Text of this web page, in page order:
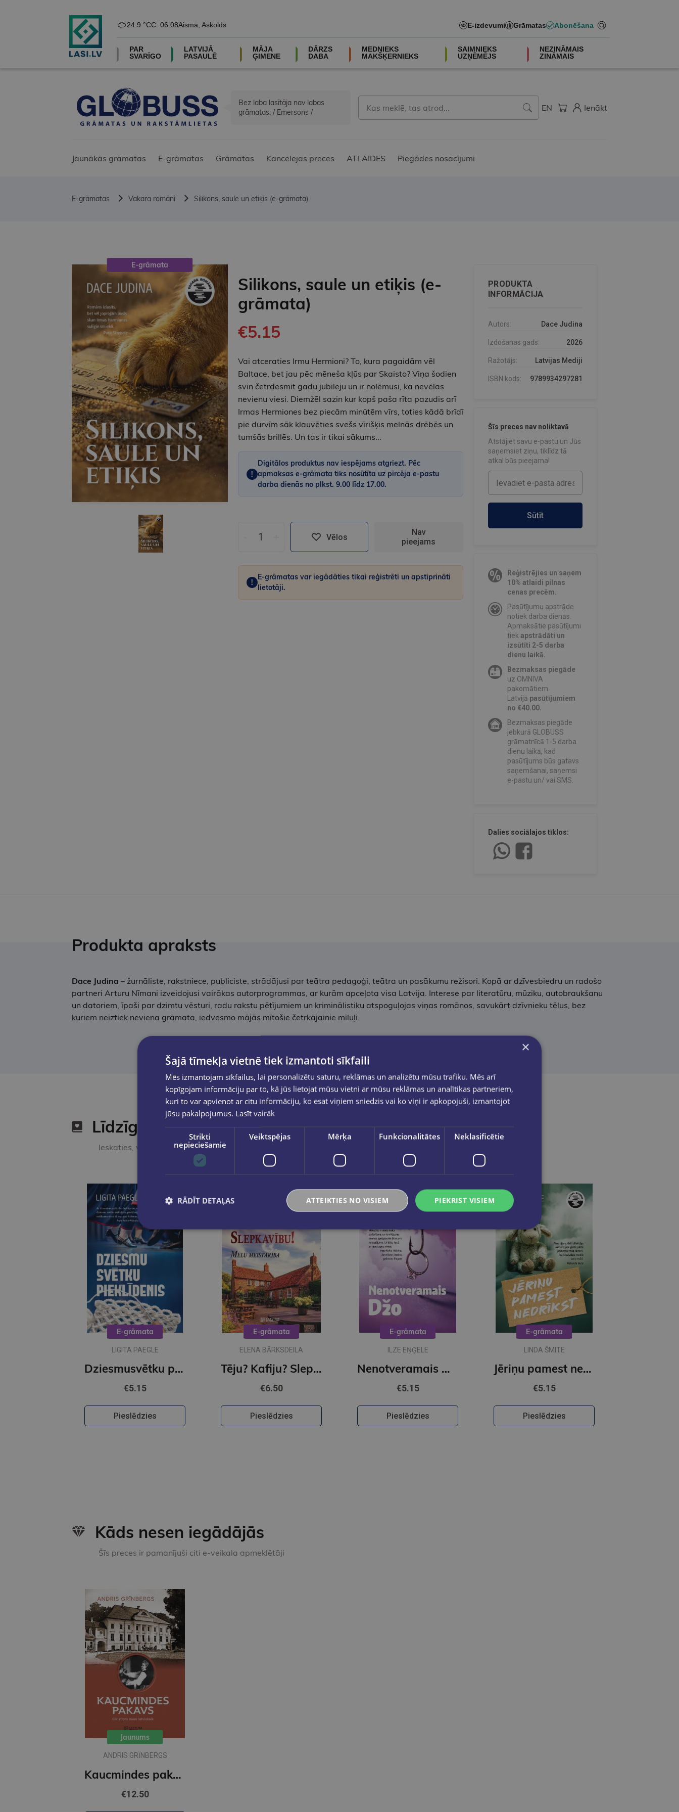
24.9 °CC. 06.08Aisma, Askolds E-izdevumi Grāmatas Abonēšana
PAR
SVARĪGO
LATVIJĀ
PASAULĒ
MĀJA
ĢIMENE
DĀRZS
DABA
MEDNIEKS
MAKŠĶERNIEKS
SAIMNIEKS
UZŅĒMĒJS
NEZINĀMAIS
ZINĀMAIS
Bez laba lasītāja nav labas
grāmatas. / Emersons /
EN Ienākt
Jaunākās grāmatas E-grāmatas Grāmatas Kancelejas preces ATLAIDES Piegādes nosacījumi
E-grāmatas Vakara romāni Silikons, saule un etiķis (e-grāmata)
E-grāmata
Silikons, saule un etiķis (e-
grāmata)
€5.15
Vai atceraties Irmu Hermioni? To, kura pagaidām vēl
Baltace, bet jau pēc mēneša kļūs par Skaisto? Viņa šodien
svin četrdesmit gadu jubileju un ir nolēmusi, ka nevēlas
nevienu viesi. Diemžēl sazin kur kopš paša rīta pazudis arī
Irmas Hermiones bez piecām minūtēm vīrs, toties kādā brīdī
pie durvīm sāk klauvēties svešs vīrišķis melnās drēbēs un
tumšās brillēs. Un tas ir tikai sākums...
!
Digitālos produktus nav iespējams atgriezt. Pēc
apmaksas e-grāmata tiks nosūtīta uz pircēja e-pastu
darba dienās no plkst. 9.00 līdz 17.00.
Vēlos
Nav
pieejams
!
E-grāmatas var iegādāties tikai reģistrēti un apstiprināti
lietotāji.
PRODUKTA
INFORMĀCIJA
Autors: Dace Judina
Izdošanas gads: 2026
Ražotājs: Latvijas Mediji
ISBN kods: 9789934297281
Šīs preces nav noliktavā
Atstājiet savu e-pastu un Jūs
saņemsiet ziņu, tiklīdz tā
atkal būs pieejama!
Sūtīt
Reģistrējies un saņem
10% atlaidi pilnas
cenas precēm.
Pasūtījumu apstrāde
notiek darba dienās.
Apmaksātie pasūtījumi
tiekapstrādāti un
izsūtīti 2-5 darba
dienu laikā.
Bezmaksas piegāde
uz OMNIVA
pakomātiem
Latvijā pasūtījumiem
no €40.00.
Bezmaksas piegāde
jebkurā GLOBUSS
grāmatnīcā 1-5 darba
dienu laikā, kad
pasūtījums būs gatavs
saņemšanai, saņemsi
e-pastu un/ vai SMS.
Dalies sociālajos tīklos:
Produkta apraksts
Dace Judina – žurnāliste, rakstniece, publiciste, strādājusi par teātra pedagoģi, teātra un pasākumu režisori. Kopā ar dzīvesbiedru un radošo
partneri Arturu Nīmani izveidojusi vairākas autorprogrammas, ar kurām apceļota visa Latvija. Interese par literatūru, mūziku, autobraukšanu
un datoriem, īpaši par dzimtu vēsturi, radu rakstu pētījumiem un kriminālistiku atspoguļojas viņas romānos, savukārt dzīvnieku tēlus, bez
kuriem neiztiek neviena grāmata, iedvesmo mājās mītošie četrkājainie mīluļi.
Līdzīgas preces
Ieskaties, varbūt noder
E-grāmata
LIGITA PAEGLE
Dziesmusvētku pieklīdenis ( e- grāmata)
€5.15
Pieslēdzies
E-grāmata
ELENA BĀRKSDEILA
Tēju? Kafiju? Slepkavību! Melu meistarība (e-grāmata)
€6.50
Pieslēdzies
E-grāmata
ILZE EŅĢELE
Nenotveramais Džo (e-grāmata)
€5.15
Pieslēdzies
E-grāmata
LINDA ŠMITE
Jēriņu pamest nedrīkst (e-grāmata)
€5.15
Pieslēdzies
Kāds nesen iegādājās
Šīs preces ir pamanījuši citi e-veikala apmeklētāji
Jaunums
ANDRIS GRĪNBERGS
Kaucmindes pakavs
€12.50
×
Šajā tīmekļa vietnē tiek izmantoti sīkfaili
Mēs izmantojam sīkfailus, lai personalizētu saturu, reklāmas un analizētu mūsu trafiku. Mēs arī
kopīgojam informāciju par to, kā jūs lietojat mūsu vietni ar mūsu reklāmas un analītikas partneriem,
kuri to var apvienot ar citu informāciju, ko esat viņiem sniedzis vai ko viņi ir apkopojuši, izmantojot
jūsu pakalpojumus. Lasīt vairāk
Strikti
nepieciešamie
Veiktspējas Mērķa Funkcionalitātes Neklasificētie
PIEKRIST VISIEM
ATTEIKTIES NO VISIEM
RĀDĪT DETAĻAS